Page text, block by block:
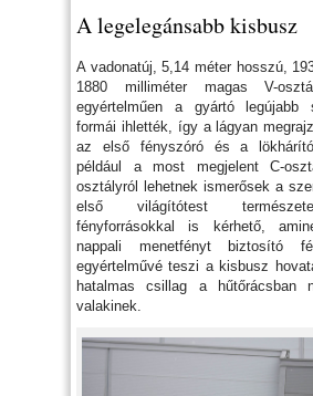
A legelegánsabb kisbusz
A vadonatúj, 5,14 méter hosszú,
1880 milliméter magas V-
egyértelműen a gyártó legújabb
formái ihlették, így a lágyan
az első fényszóró és a
például a most megjelent C-
osztályról lehetnek ismerősek a
első világítótest
fényforrásokkal is kérhető,
nappali menetfényt biztosító
egyértelművé teszi a kisbusz
hatalmas csillag a hűtőrácsban
valakinek.